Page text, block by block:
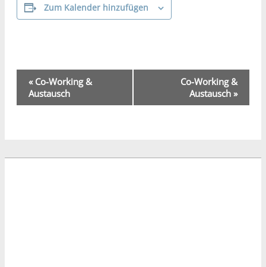
Zum Kalender hinzufügen
Veranstaltung-
Navigation
«Co-Working &
Austausch
Co-Working &
Austausch »